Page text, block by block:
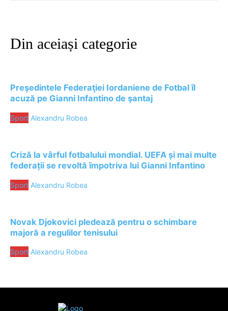
Din aceiași categorie
Preşedintele Federaţiei Iordaniene de Fotbal îl
acuză pe Gianni Infantino de şantaj
Sport Alexandru Robea
Criză la vârful fotbalului mondial. UEFA și mai multe
federații se revoltă împotriva lui Gianni Infantino
Sport Alexandru Robea
Novak Djokovici pledează pentru o schimbare
majoră a regulilor tenisului
Sport Alexandru Robea